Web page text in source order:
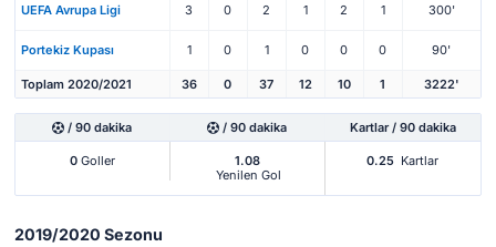
UEFA Avrupa Ligi 3 0 2 1 2 1 300'
Portekiz Kupası 1 0 1 0 0 0 90'
Toplam 2020/2021 36 0 37 12 10 1 3222'
/ 90 dakika / 90 dakika Kartlar / 90 dakika
0Goller
1.08
Yenilen Gol
0.25 Kartlar
2019/2020 Sezonu